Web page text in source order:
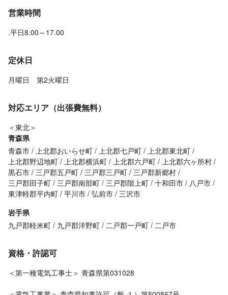
営業時間
.平日8.00～17.00
定休日
月曜日 第2火曜日
対応エリア（出張費無料）
＜東北＞
青森県
青森市 上北郡おいらせ町 上北郡七戸町 上北郡東北町
上北郡野辺地町 上北郡横浜町 上北郡六戸町 上北郡六ヶ所村
黒石市 三戸郡五戸町 三戸郡三戸町 三戸郡新郷村
三戸郡田子町 三戸郡南部町 三戸郡階上町 十和田市
八戸市
東津軽郡平内町 平川市 弘前市 三沢市
岩手県
九戸郡軽米町
九戸郡洋野町 二戸郡一戸町 二戸市
資格・許認可
＜第一種電気工事士＞ 青森県第031028